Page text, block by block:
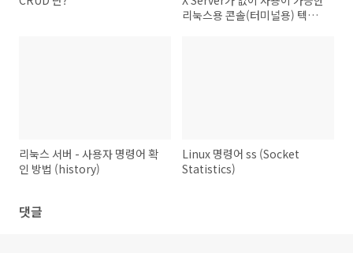
리눅스용 콘솔(터미널용) 텍스
리눅스 서버 - 사용자 명령어 확
인 방법 (history)
Linux 명령어 ss (Socket
Statistics)
댓글